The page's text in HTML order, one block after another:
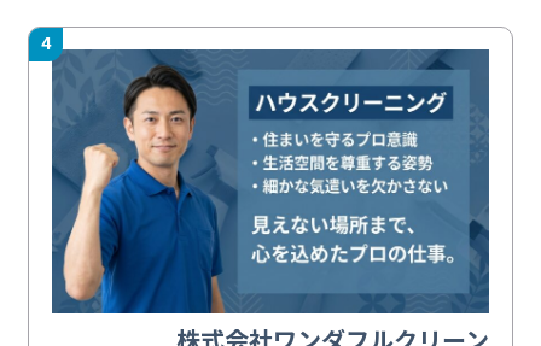
4
株式会社ワンダフルクリーン